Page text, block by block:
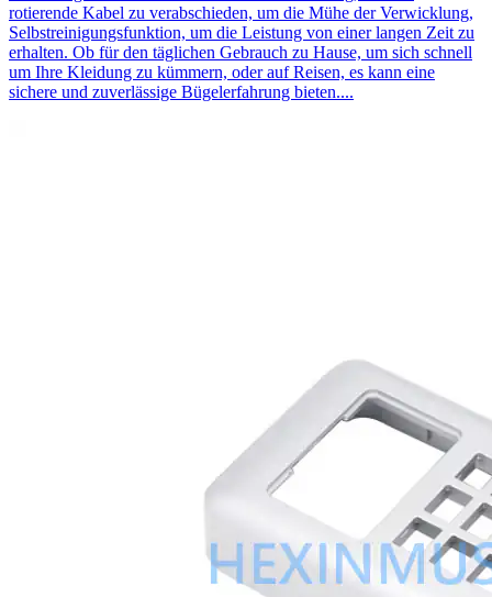
rotierende Kabel zu verabschieden, um die Mühe der Verwicklung,
Selbstreinigungsfunktion, um die Leistung von einer langen Zeit zu
erhalten. Ob für den täglichen Gebrauch zu Hause, um sich schnell
um Ihre Kleidung zu kümmern, oder auf Reisen, es kann eine
sichere und zuverlässige Bügelerfahrung bieten....